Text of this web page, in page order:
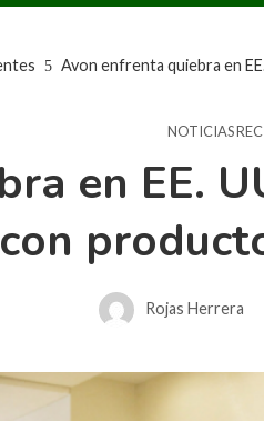
Avon enfrenta quiebra en
NOTICIAS
en EE.
con
Rojas Herrera